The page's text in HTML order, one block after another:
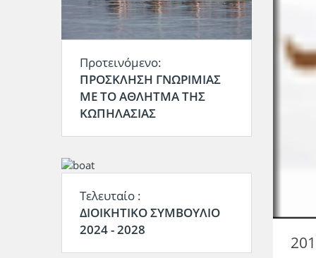
Προτεινόμενο:
ΠΡΟΣΚΛΗΣΗ ΓΝΩΡΙΜΙΑΣ
ΜΕ ΤΟ ΑΘΛΗΤΜΑ ΤΗΣ
ΚΩΠΗΛΑΣΙΑΣ
Τελευταίο :
ΔΙΟΙΚΗΤΙΚΟ ΣΥΜΒΟΥΛΙΟ
2024 - 2028